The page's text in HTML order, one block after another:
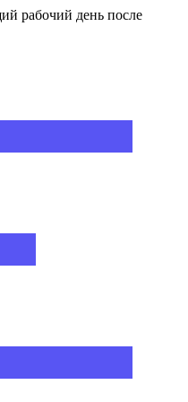
рабочий день после